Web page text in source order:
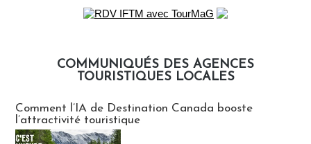
COMMUNIQUÉS DES AGENCES
TOURISTIQUES LOCALES
Comment l’IA de Destination Canada booste
l’attractivité touristique